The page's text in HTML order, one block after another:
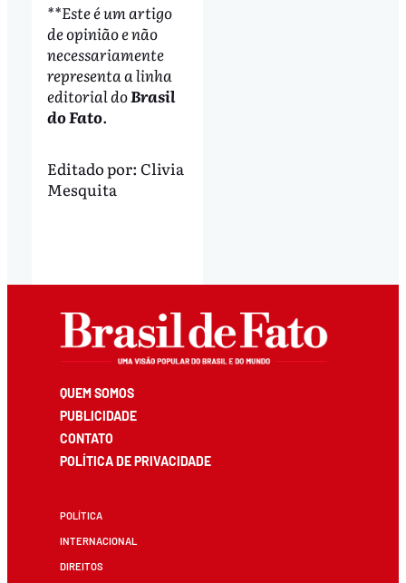
**Este é um artigo
de opinião e não
necessariamente
representa a linha
editorial doBrasil
do Fato.
Editado por: Clivia
Mesquita
QUEM SOMOS
PUBLICIDADE
CONTATO
POLÍTICA DE PRIVACIDADE
POLÍTICA
INTERNACIONAL
DIREITOS